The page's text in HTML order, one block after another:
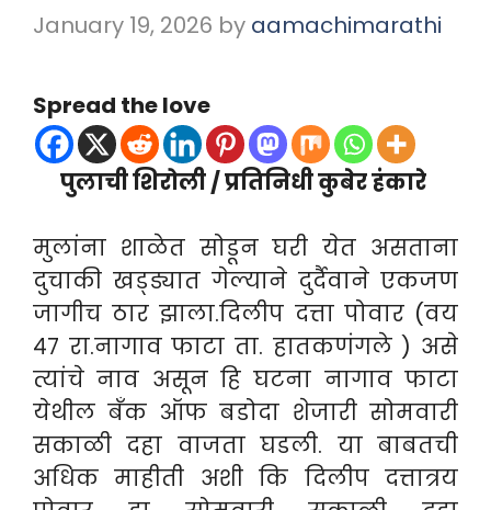
January 19, 2026 by aamachimarathi
Spread the love
पुलाची शिरोली / प्रतिनिधी कुबेर हंकारे
मुलांना शाळेत सोडून घरी येत असताना
दुचाकी खड्ड्यात गेल्याने दुर्दैवाने एकजण
जागीच ठार झाला.दिलीप दत्ता पोवार (वय
४७ रा.नागाव फाटा ता. हातकणंगले ) असे
त्यांचे नाव असून हि घटना नागाव फाटा
येथील बँक ऑफ बडोदा शेजारी सोमवारी
सकाळी दहा वाजता घडली. या बाबतची
अधिक माहीती अशी कि दिलीप दत्तात्रय